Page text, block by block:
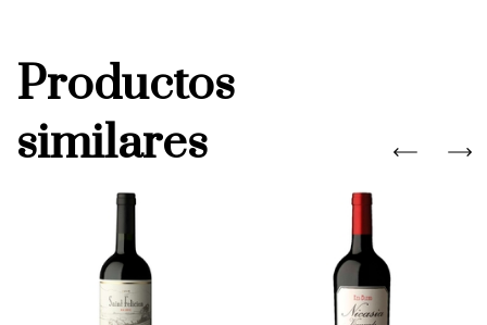
Productos
similares